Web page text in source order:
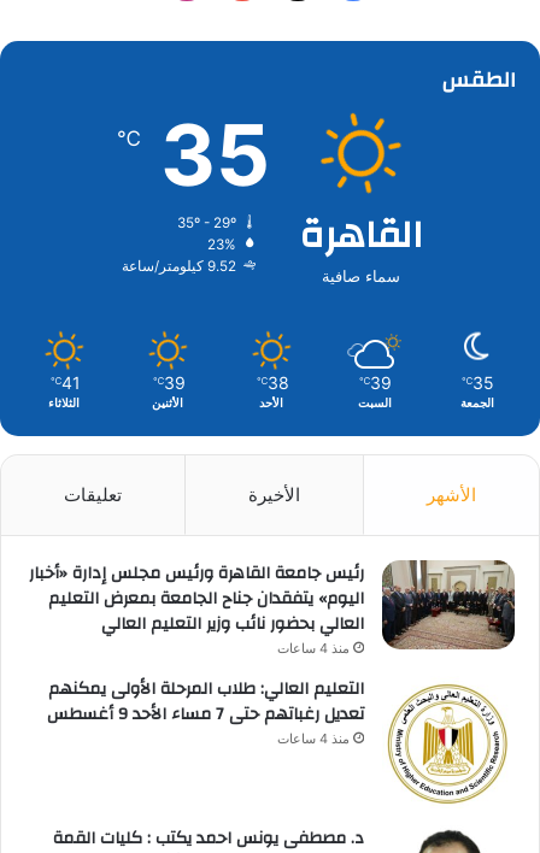
الطقس
القاهرة
سماء صافية
35
℃
23%
9.52 كيلومتر/ساعة
35
℃
الجمعة
39
℃
السبت
38
℃
الأحد
39
℃
الأثنين
41
℃
الثلاثاء
الأشهر الأخيرة تعليقات
رئيس جامعة القاهرة ورئيس مجلس إدارة «أخبار
اليوم» يتفقدان جناح الجامعة بمعرض التعليم
العالي بحضور نائب وزير التعليم العالي
منذ 4 ساعات
التعليم العالي: طلاب المرحلة الأولى يمكنهم
تعديل رغباتهم حتى 7 مساء الأحد 9 أغسطس
منذ 4 ساعات
د. مصطفى يونس احمد يكتب : كليات القمة